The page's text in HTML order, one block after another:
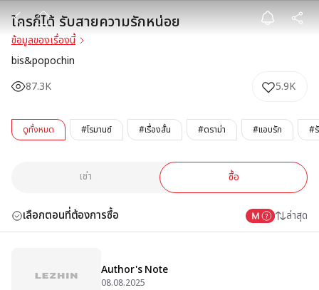
ใครก็ได้ รับสาย
ใครก็ได้ รับสายความรักหน่อย
ข้อมูลของเรื่องนี้
bis&popochin
87.3K
5.9K
ดูทั้งหมด #โรมานซ์ #เรื่องสั้น #ดราม่า #แอบรัก #
เช่า ซื้อ
เลือกตอนที่ต้องการซื้อ ล่าสุด
Author's Note
08.08.2025